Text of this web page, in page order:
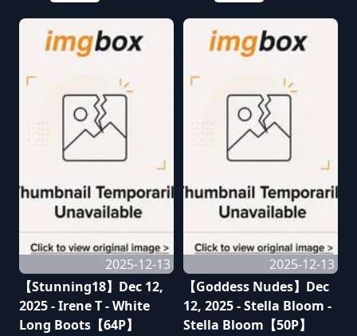
2025-12-13
【Stunning18】Dec 12,
2025 - Irene T - White
Long Boots【64P】
2025-12-13
【Goddess Nudes】Dec
12, 2025 - Stella Bloom -
Stella Bloom【50P】